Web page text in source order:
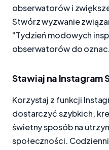
obserwatorów i
Stwórz wyzwanie
"Tydzień modowych
obserwatorów do
Stawiaj na Instagram
Korzystaj z funkcji
dostarczyć szybkich,
świetny sposób na
społeczności.